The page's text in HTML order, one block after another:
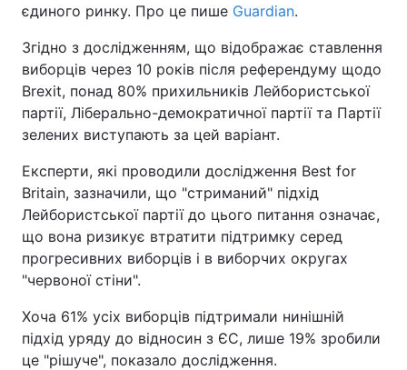
єдиного ринку. Про це пише Guardian.
Згідно з дослідженням, що відображає ставлення
виборців через 10 років після референдуму щодо
Brexit, понад 80% прихильників Лейбористської
партії, Ліберально-демократичної партії та Партії
зелених виступають за цей варіант.
Експерти, які проводили дослідження Best for
Britain, зазначили, що "стриманий" підхід
Лейбористської партії до цього питання означає,
що вона ризикує втратити підтримку серед
прогресивних виборців і в виборчих округах
"червоної стіни".
Хоча 61% усіх виборців підтримали нинішній
підхід уряду до відносин з ЄС, лише 19% зробили
це "рішуче", показало дослідження.